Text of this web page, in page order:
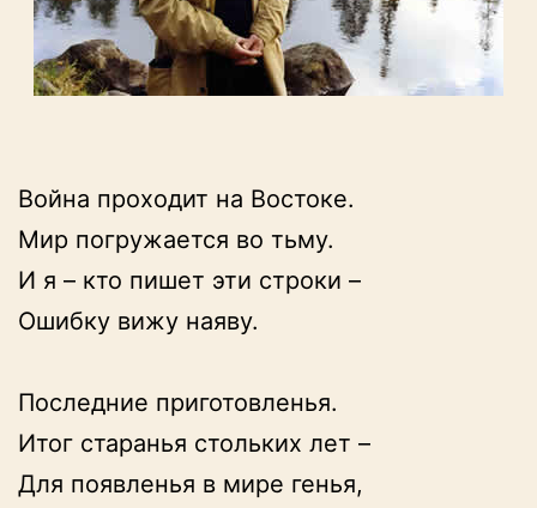
Война проходит на Востоке.
Мир погружается во тьму.
И я – кто пишет эти строки –
Ошибку вижу наяву.
Последние приготовленья.
Итог старанья стольких лет –
Для появленья в мире генья,